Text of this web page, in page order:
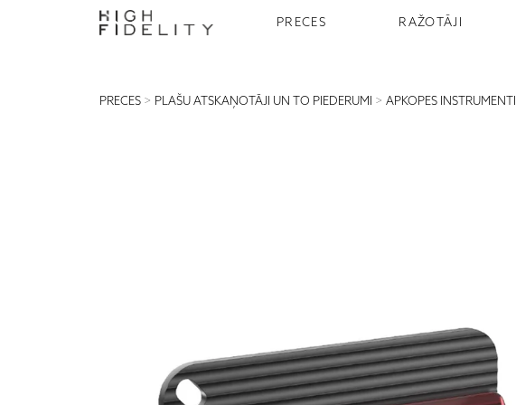
PRECES RAŽOTĀJI
PRECES > PLAŠU ATSKAŅOTĀJI UN TO PIEDERUMI > APKOPES INSTRUMENTI